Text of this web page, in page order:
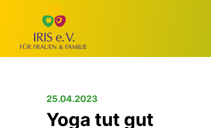
25.04.2023
Yoga tut gut